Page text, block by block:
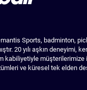
Sports, badminton,
20 yılı aşkın deneyimi,
kabiliyetiyle
ve küresel tek elden